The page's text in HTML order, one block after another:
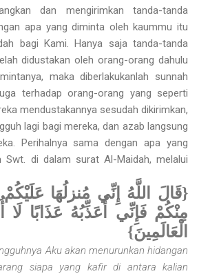
dan mengirimkan tanda-tanda
apa yang diminta oleh kaummu itu
bagi Kami. Hanya saja tanda-tanda
didustakan oleh orang-orang dahulu
maka diberlaku­kanlah sunnah
terhadap orang-orang yang seperti
mendustakannya sesudah dikirimkan,
lagi bagi mereka, dan azab langsung
Perihalnya sama dengan apa yang
Swt. di dalam surat Al-Maidah, melalui
{قَالَ اللَّهُ إِنِّي مُنزلُهَا
مِنْكُمْ فَإِنِّي أُعَذِّبُهُ عَذَابًا لَا
الْعَالَمِينَ}
Aku akan menurunkan hidangan
siapa yang kafir di antara kalian